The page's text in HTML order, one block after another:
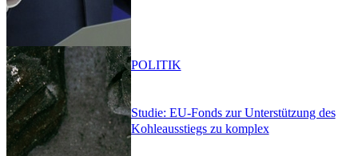
Studie: EU-Fonds zur Unterstützung des
Kohleausstiegs zu komplex
POLITIK